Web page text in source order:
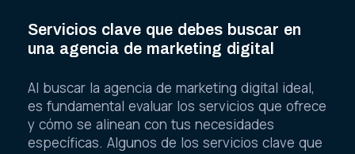
Servicios clave que debes buscar en
una agencia de marketing digital
Al buscar la agencia de marketing digital ideal,
es fundamental evaluar los servicios que ofrece
y cómo se alinean con tus necesidades
específicas. Algunos de los servicios clave que